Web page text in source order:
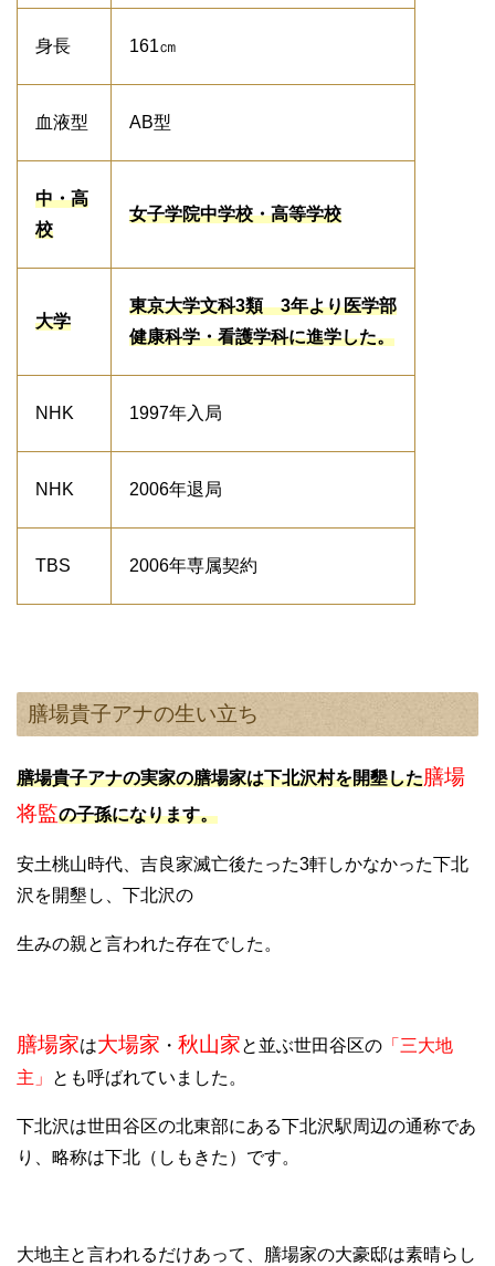
身長 161㎝
血液型 AB型
中・高
校
女子学院中学校・高等学校
大学
東京大学文科3類 3年より医学部
健康科学・看護学科に進学した。
NHK 1997年入局
NHK 2006年退局
TBS 2006年専属契約
膳場貴子アナの生い立ち
膳場貴子アナの実家の膳場家は下北沢村を開墾した膳場
将監の子孫になります。
安土桃山時代、吉良家滅亡後たった3軒しかなかった下北
沢を開墾し、下北沢の
生みの親と言われた存在でした。
膳場家は大場家 ・ 秋山家と並ぶ世田谷区の 「三大地
主」
とも呼ばれていました。
下北沢は世田谷区の北東部にある下北沢駅周辺の通称であ
り、略称は下北（しもきた）です。
大地主と言われるだけあって、膳場家の大豪邸は素晴らし